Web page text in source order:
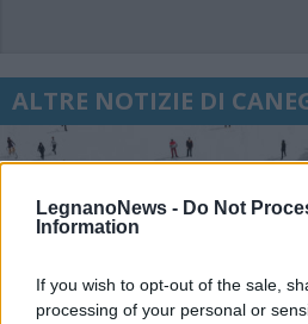
LegnanoNews - Do Not
Information
If you wish to opt-out of the sale,
processing of your personal or
ALTRE NOTIZIE DI